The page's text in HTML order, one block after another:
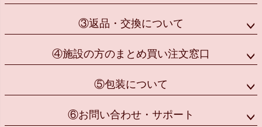
③返品・交換について
④施設の方のまとめ買い注文窓口
⑤包装について
⑥お問い合わせ・サポート